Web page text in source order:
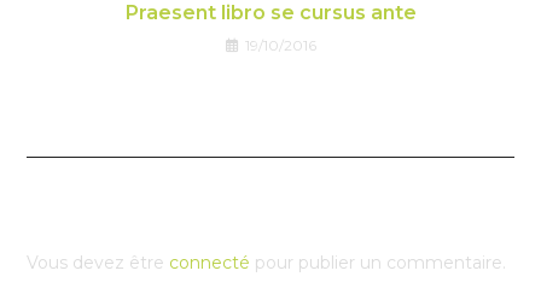
Praesent libro se cursus ante
19/10/2016
Vous devez être connecté pour publier un commentaire.